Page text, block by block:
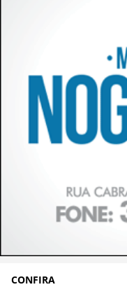
CONFIRA